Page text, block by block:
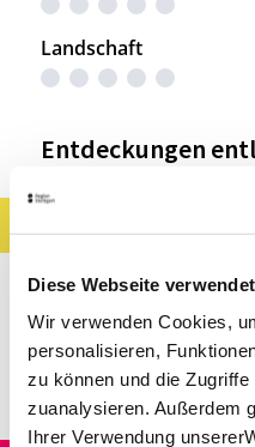
Diese Webseite
Wir verwenden Cookies,
personalisieren,
zu können und die
zuanalysieren. Außerdem
Ihrer Verwendung
Landschaft
Entdeckungen
Museen & Ausstellungen
Touren